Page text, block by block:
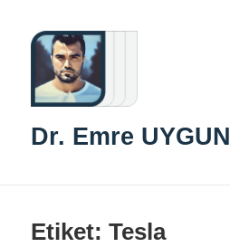
Dr. Emre UYGUN
Etiket:Tesla